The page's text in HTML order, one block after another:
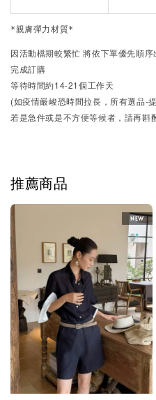
*親膚彈力材質*
因活動檔期較繁忙將依下單優先順序
完成訂購
等待時間約14-21個工作天
(如疫情嚴峻恐時間拉長，所有選品-
若是急件或是不方便等候者，請再斟
推薦商品
NEW